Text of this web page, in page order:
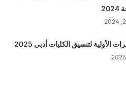
الأولية لتنسيق الكليات أدبي 2025